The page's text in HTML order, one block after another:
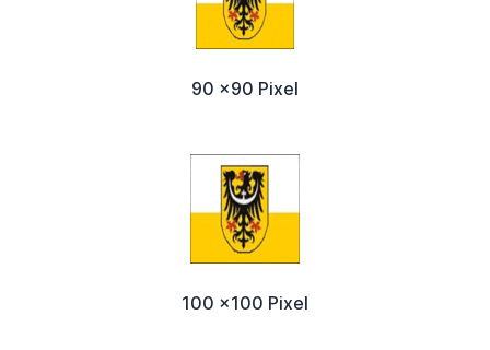
90 x90 Pixel
100 x100 Pixel